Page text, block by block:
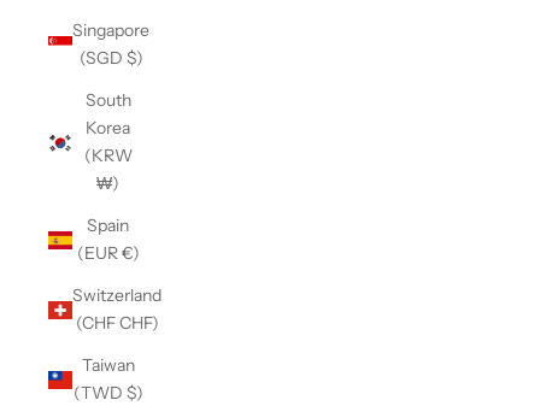
Singapore
(SGD $)
South
Korea
(KRW
₩)
Spain
(EUR €)
Switzerland
(CHF CHF)
Taiwan
(TWD $)